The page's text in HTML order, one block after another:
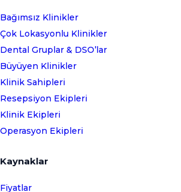
Bağımsız Klinikler
Çok Lokasyonlu Klinikler
Dental Gruplar & DSO’lar
Büyüyen Klinikler
Klinik Sahipleri
Resepsiyon Ekipleri
Klinik Ekipleri
Operasyon Ekipleri
Kaynaklar
Fiyatlar